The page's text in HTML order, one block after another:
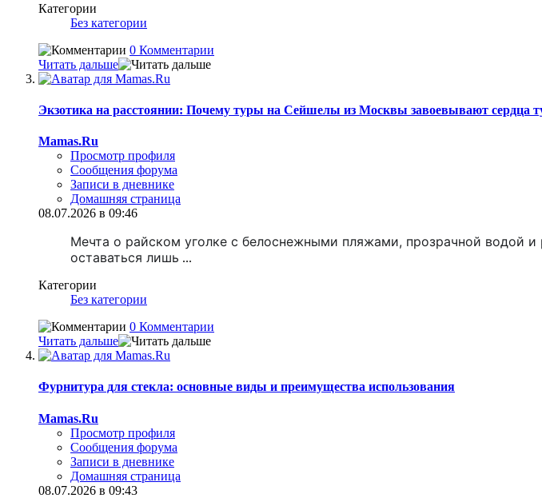
Категории
Без категории
0 Комментарии
Читать дальше
Экзотика на расстоянии: Почему туры на Сейшелы из Москвы завоевывают сердца
Mamas.Ru
Просмотр профиля
Сообщения форума
Записи в дневнике
Домашняя страница
08.07.2026 в 09:46
Мечта о райском уголке с белоснежными пляжами, прозрачной водой
оставаться лишь ...
Категории
Без категории
0 Комментарии
Читать дальше
Фурнитура для стекла: основные виды и преимущества использования
Mamas.Ru
Просмотр профиля
Сообщения форума
Записи в дневнике
Домашняя страница
08.07.2026 в 09:43